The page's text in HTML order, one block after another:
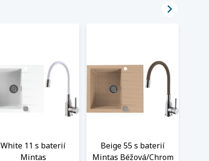
White 11 s baterií
Mintas
Beige 55 s baterií
Mintas Béžová/Chrom
